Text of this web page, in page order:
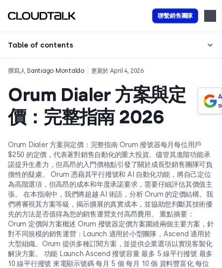
聯繫銷售團隊
Table of contents
撰寫人 Santiago Montaldo 更新於 April 4, 2026
Orum Dialer 方案與定
價：完整指南 2026
Orum Dialer 方案與定價：完整指南 Orum 撥號器每月每位用戶
$250 的定價，代表著對銷售自動化的重大投資。儘管其進階功能承
諾提升生產力，但高昂的入門價格點引發了關於成長型銷售團隊可負
擔性的疑慮。 Orum 憑藉其平行撥號和 AI 自動化功能，將自己定位
為高階選項，但高昂的成本和年度承諾要求，需要仔細評估其價值主
張。 在本指南中，我們將超越 AI 術語，分析 Orum 的定價結構。我
們將審視其方案等級，揭示擴展的真實成本，並協助您判斷其技術優
先的方法是否值得為您的銷售運營支付高昂費用。 重點摘要：
Orum 定價與方案概述 Orum 撥號器定價方案圍繞兩個主要方案，針
對不同規模的銷售運營：Launch 適用於小型團隊，Ascend 適用於
大型組織。Orum 提供多種訂閱方案，並提供企業選項以實現客製化
解決方案。 功能 Launch Ascend 撥號容量 最多 5 線平行撥號 最多
10 線平行撥號 來電顯示號碼 每月 5 個 每月 10 個 資料豐富化 每位